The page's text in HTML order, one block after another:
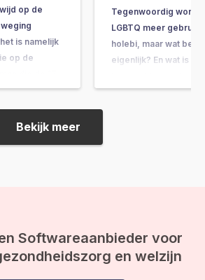
op de
is namelijk
op de
in 2012 op
Tegenwoordig wordt
LGBTQ meer gebruikt
holebi, maar wat
eigenlijk? En wat is
duidelijkheid over te
Bekijk meer
Softwareaanbieder voor
en welzijn